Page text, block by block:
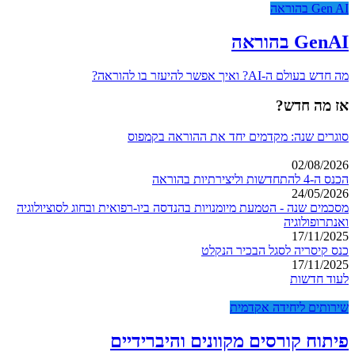
Gen AI בהוראה
GenAI בהוראה
מה חדש בעולם ה-AI? ואיך אפשר להיעזר בו להוראה?
אז מה חדש?
סוגרים שנה: מקדמים יחד את ההוראה בקמפוס
02/08/2026
הכנס ה-4 להתחדשות וליצירתיות בהוראה
24/05/2026
מסכמים שנה - הטמעת מיומנויות בהנדסה ביו-רפואית ובחוג לסוציולוגיה
ואנתרופולוגיה
17/11/2025
כנס קיסריה לסגל הבכיר הנקלט
17/11/2025
לעוד חדשות
שירותים ליחידה אקדמית
פיתוח קורסים מקוונים והיברידיים